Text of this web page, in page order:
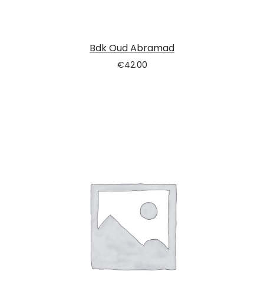
Bdk Oud Abramad
€42.00